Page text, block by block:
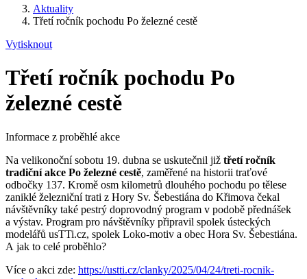
Aktuality
Třetí ročník pochodu Po železné cestě
Vytisknout
Třetí ročník pochodu Po
železné cestě
Informace z proběhlé akce
Na velikonoční sobotu 19. dubna se uskutečnil již třetí ročník
tradiční akce Po železné cestě, zaměřené na historii traťové
odbočky 137. Kromě osm kilometrů dlouhého pochodu po tělese
zaniklé železniční trati z Hory Sv. Šebestiána do Křimova čekal
návštěvníky také pestrý doprovodný program v podobě přednášek
a výstav. Program pro návštěvníky připravil spolek ústeckých
modelářů usTTi.cz, spolek Loko-motiv a obec Hora Sv. Šebestiána.
A jak to celé proběhlo?
Více o akci zde: https://ustti.cz/clanky/2025/04/24/treti-rocnik-